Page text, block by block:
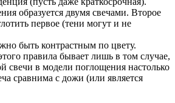
образуется двумя свечами. Второе
первое (тени могут и не
быть контрастным по цвету.
правила бывает лишь в том случае,
свечи в модели поглощения настолько
сравнима с дожи (или является